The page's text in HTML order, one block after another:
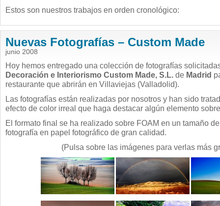
Estos son nuestros trabajos en orden cronológico:
Nuevas Fotografías – Custom Made
junio 2008
Hoy hemos entregado una colección de fotografías
Decoración e Interiorismo Custom Made, S.L. de Madrid
restaurante que abrirán en Villaviejas (Valladolid).
Las fotografías están realizadas por nosotros y han sido
efecto de color irreal que haga destacar algún elemento
El formato final se ha realizado sobre FOAM en un tamaño
fotografía en papel fotográfico de gran calidad.
(Pulsa sobre las imágenes para verlas más